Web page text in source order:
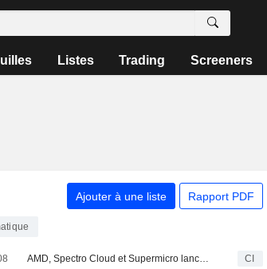
Listes Trading Screeners
Ajouter à une liste Rapport PDF
AMD, Spectro Cloud et Supermicro lancent AMD Instinct Coder, une solution d'inférence IA pour les entreprises CI